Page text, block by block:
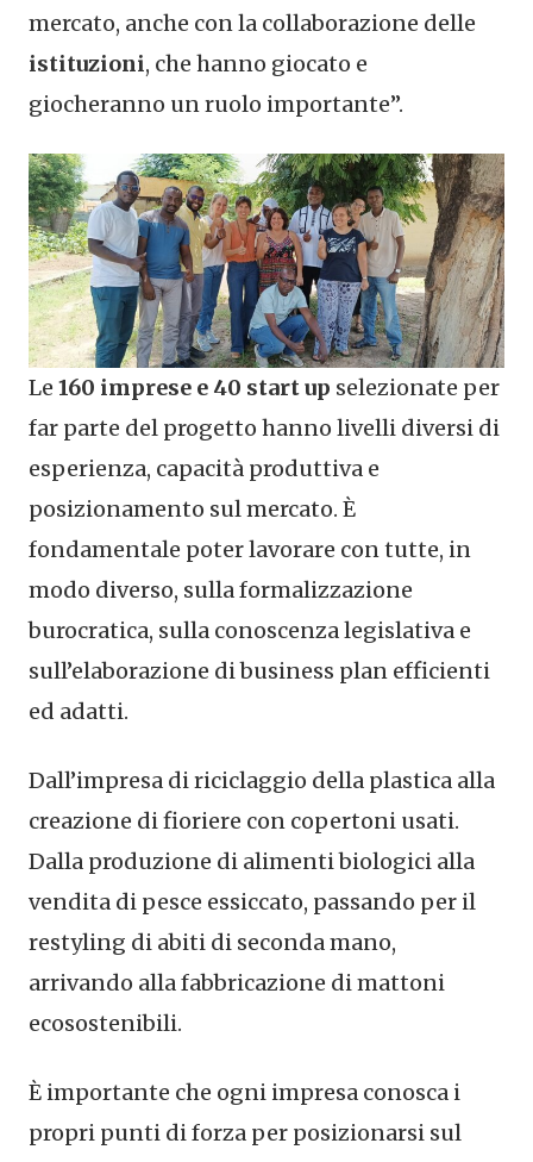
mercato, anche con la collaborazione delle
istituzioni, che hanno giocato e
giocheranno un ruolo importante”.
Le 160 imprese e 40 start up selezionate per
far parte del progetto hanno livelli diversi di
esperienza, capacità produttiva e
posizionamento sul mercato. È
fondamentale poter lavorare con tutte, in
modo diverso, sulla formalizzazione
burocratica, sulla conoscenza legislativa e
sull’elaborazione di business plan efficienti
ed adatti.
Dall’impresa di riciclaggio della plastica alla
creazione di fioriere con copertoni usati.
Dalla produzione di alimenti biologici alla
vendita di pesce essiccato, passando per il
restyling di abiti di seconda mano,
arrivando alla fabbricazione di mattoni
ecosostenibili.
È importante che ogni impresa conosca i
propri punti di forza per posizionarsi sul